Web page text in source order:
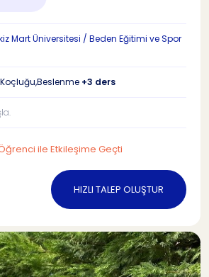
Mart Üniversitesi / Beden Eğitimi ve Spor
Koçluğu,Beslenme +3 ders
ile Etkileşime Geçti
HIZLI TALEP OLUŞTUR